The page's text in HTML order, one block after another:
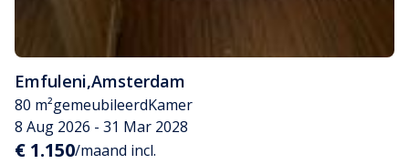
Emfuleni,Amsterdam
80 m²gemeubileerdKamer
8 Aug 2026 - 31 Mar 2028
€ 1.150/maand incl.